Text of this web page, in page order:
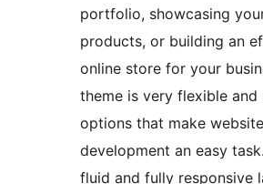
portfolio, showcasing
products, or building an
online store for your
theme is very flexible and
options that make website
development an easy
fluid and fully responsive